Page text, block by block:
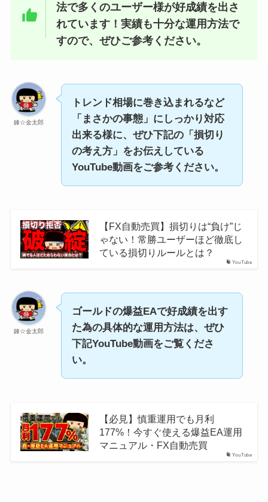
法で多くのユーザー様が好成績を出さ
れています！実績も十分な運用方法で
すので、ぜひご参考ください。
錬☆金太郎
トレンド相場に巻き込まれるなど
「まさかの事態」にしっかり対応
出来る様に、ぜひ下記の「損切り
の考え方」をお伝えしている
YouTube動画をご参考ください。
YouTube
【FX自動売買】損切りは“負け”じ
ゃない！常勝ユーザーほど徹底し
ている損切りルールとは？
錬☆金太郎
ゴールドの爆益EAで好成績を出す
た為の具体的な運用方法は、ぜひ
下記YouTube動画をご覧くださ
い。
YouTube
【必見】慎重運用でも月利
177%！今すぐ使える爆益EA運用
マニュアル・FX自動売買